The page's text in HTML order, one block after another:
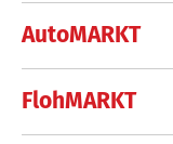
AutoMARKT
FlohMARKT